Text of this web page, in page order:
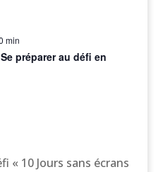
min
préparer au défi en
« 10 Jours sans écrans